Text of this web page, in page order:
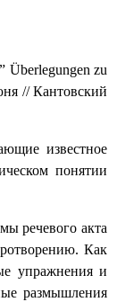
” Überlegungen zu
// Кантовский
известное
понятии
речевого акта
Как
упражнения и
размышления